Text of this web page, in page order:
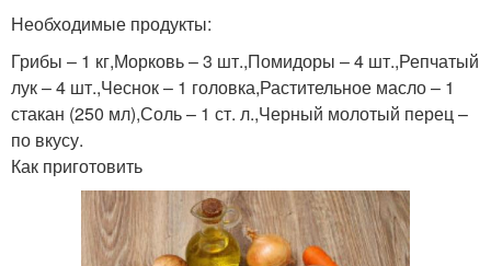
Необходимые продукты:
Грибы – 1 кг,Морковь – 3 шт.,Помидоры – 4 шт.,Репчатый
лук – 4 шт.,Чеснок – 1 головка,Растительное масло – 1
стакан (250 мл),Соль – 1 ст. л.,Черный молотый перец –
по вкусу.
Как приготовить